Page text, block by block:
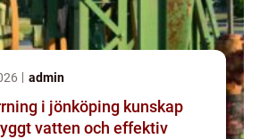
admin
i jönköping kunskap
vatten och effektiv